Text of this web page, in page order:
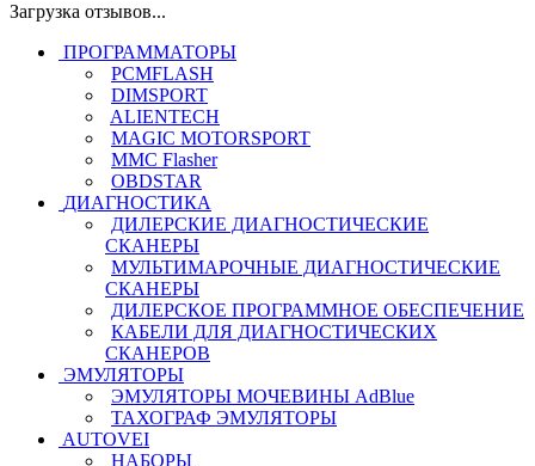
Загрузка отзывов...
ПРОГРАММАТОРЫ
PCMFLASH
DIMSPORT
ALIENTECH
MAGIC MOTORSPORT
MMC Flasher
OBDSTAR
ДИАГНОСТИКА
ДИЛЕРСКИЕ ДИАГНОСТИЧЕСКИЕ
СКАНЕРЫ
МУЛЬТИМАРОЧНЫЕ ДИАГНОСТИЧЕСКИЕ
СКАНЕРЫ
ДИЛЕРСКОЕ ПРОГРАММНОЕ ОБЕСПЕЧЕНИЕ
КАБЕЛИ ДЛЯ ДИАГНОСТИЧЕСКИХ
СКАНЕРОВ
ЭМУЛЯТОРЫ
ЭМУЛЯТОРЫ МОЧЕВИНЫ АdBlue
ТАХОГРАФ ЭМУЛЯТОРЫ
AUTOVEI
НАБОРЫ